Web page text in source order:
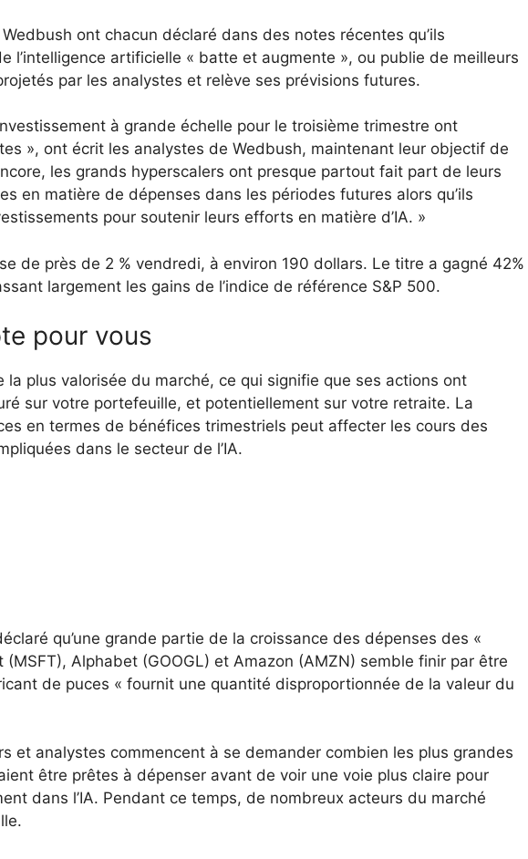
ont chacun déclaré dans des notes récentes qu’ils
l’intelligence artificielle « batte et augmente », ou publie de meilleurs
par les analystes et relève ses prévisions futures.
à grande échelle pour le troisième trimestre ont
», ont écrit les analystes de Wedbush, maintenant leur objectif de
les grands hyperscalers ont presque partout fait part de leurs
en matière de dépenses dans les périodes futures alors qu’ils
pour soutenir leurs efforts en matière d’IA. »
de près de 2 % vendredi, à environ 190 dollars. Le titre a gagné 42%
largement les gains de l’indice de référence S&P 500.
pour vous
la plus valorisée du marché, ce qui signifie que ses actions ont
sur votre portefeuille, et potentiellement sur votre retraite. La
en termes de bénéfices trimestriels peut affecter les cours des
dans le secteur de l’IA.
qu’une grande partie de la croissance des dépenses des «
Alphabet (GOOGL) et Amazon (AMZN) semble finir par être
de puces « fournit une quantité disproportionnée de la valeur du
et analystes commencent à se demander combien les plus grandes
être prêtes à dépenser avant de voir une voie plus claire pour
dans l’IA. Pendant ce temps, de nombreux acteurs du marché